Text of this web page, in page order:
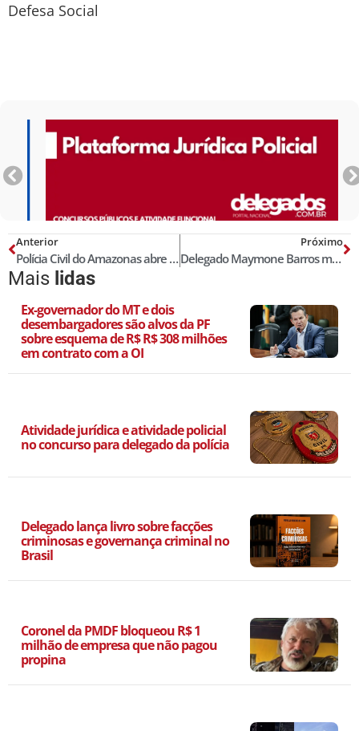
Defesa Social
Anterior
Polícia Civil do Amazonas abre inscrições de concurso público para delegado
Próximo
Delegado Maymone Barros morre aos 56 anos em São Luís
Mais lidas
Ex-governador do MT e dois
desembargadores são alvos da PF
sobre esquema de R$ R$ 308 milhões
em contrato com a OI
Atividade jurídica e atividade policial
no concurso para delegado da polícia
Delegado lança livro sobre facções
criminosas e governança criminal no
Brasil
Coronel da PMDF bloqueou R$ 1
milhão de empresa que não pagou
propina